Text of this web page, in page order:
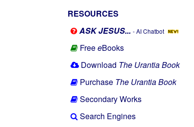
RESOURCES
ASK JESUS... - AI Chatbot
FreeeBooks
Download The Urantia Book
Purchase The Urantia Book
Secondary Works
Search Engines